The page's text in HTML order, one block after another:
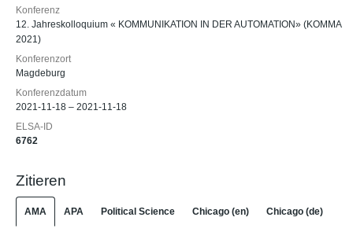
Konferenz
12. Jahreskolloquium « KOMMUNIKATION IN DER AUTOMATION» (KOMMA
2021)
Konferenzort
Magdeburg
Konferenzdatum
2021-11-18 – 2021-11-18
ELSA-ID
6762
Zitieren
AMA APA Political Science Chicago (en) Chicago (de)